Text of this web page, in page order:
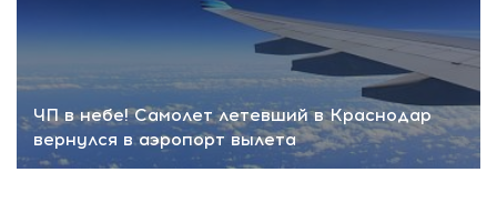
ЧП в небе! Самолет летевший в Краснодар
вернулся в аэропорт вылета